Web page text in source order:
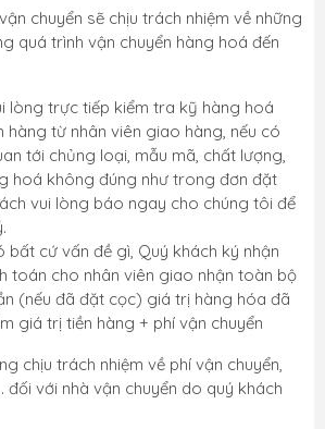
chuyển sẽ chịu trách nhiệm về những
quá trình vận chuyển hàng hoá đến
lòng trực tiếp kiểm tra kỹ hàng hoá
hàng từ nhân viên giao hàng, nếu có
tới chủng loại, mẫu mã, chất lượng,
hoá không đúng như trong đơn đặt
vui lòng báo ngay cho chúng tôi để
bất cứ vấn đề gì, Quý khách ký nhận
toán cho nhân viên giao nhận toàn bộ
(nếu đã đặt cọc) giá trị hàng hóa đã
giá trị tiền hàng + phí vận chuyển
chịu trách nhiệm về phí vận chuyển,
với nhà vận chuyển do quý khách